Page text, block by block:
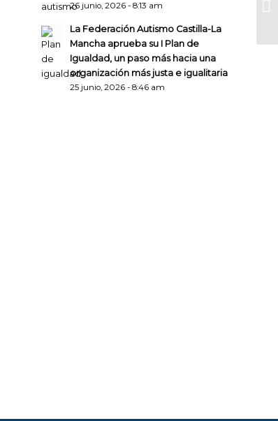
26 junio, 2026 - 8:13 am
La Federación Autismo Castilla-La
Mancha aprueba su I Plan de
Igualdad, un paso más hacia una
organización más justa e igualitaria
25 junio, 2026 - 8:46 am